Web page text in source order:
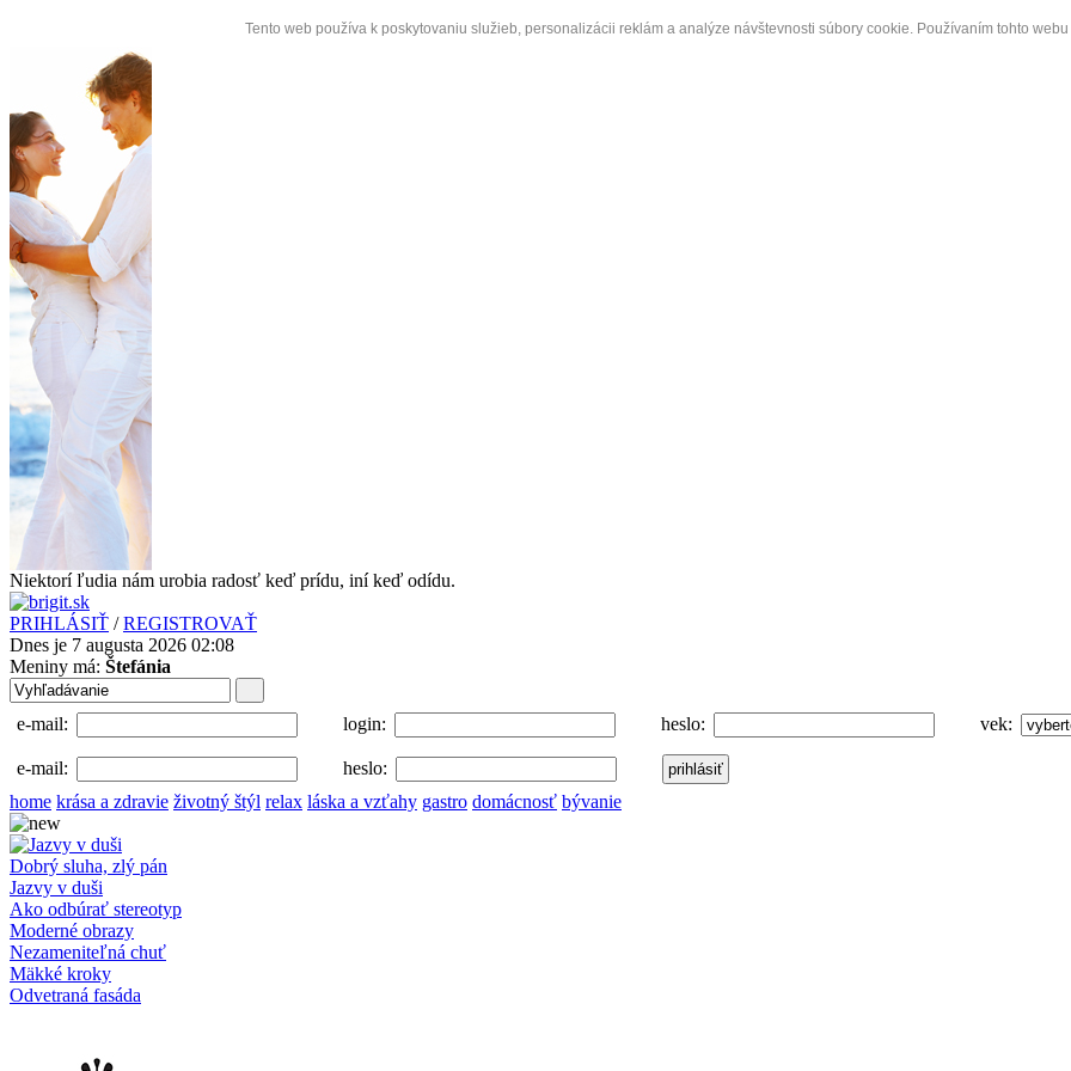
Tento web používa k poskytovaniu služieb, personalizácii reklám a analýze návštevnosti súbory cookie. Používaním tohto
Niektorí ľudia nám urobia radosť keď prídu, iní keď odídu.
PRIHLÁSIŤ /REGISTROVAŤ
Dnes je 7 augusta 2026 02:08
Meniny má: Štefánia
e-mail: login: heslo: vek:
e-mail:
heslo:
home krása a zdravie životný štýl relax láska a vzťahy gastro domácnosť bývanie
Dobrý sluha, zlý pán
Jazvy v duši
Ako odbúrať stereotyp
Moderné obrazy
Nezameniteľná chuť
Mäkké kroky
Odvetraná fasáda